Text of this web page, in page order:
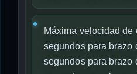
Máxima velocidad de
segundos para brazo
segundos para brazo